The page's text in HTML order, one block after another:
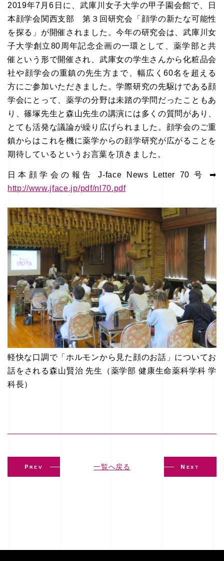
2019年7月6日に、武庫川女子大学の甲子園会館で、日
本顔学会関西支部 第３回研究会「顔学の新たな可能性
を探る」が開催されました。今年の研究会は、武庫川女
子大学創立80周年記念企画の一環として、薬学部と共
催という形で開催され、武庫女の学生さんから化粧品会
社や顔学会の重鎮の先生方まで、幅広く60名を超える
方にご参加いただきました。学際研究の先駆けである顔
学会にとって、薬学の分野は未踏の学問だったこともあ
り、篠塚先生と森山先生の講演には多くの質問があり、
とても活発な議論が繰り広げられました。顔学会のご重
鎮からはこれを機に薬学からの顔学研究が広がることを
期待しているというお言葉を頂きました。
日本顔学会の報告 J-face News Letter 70 号 ➡
http://www.jface.jp/pdf/nl70.pdf
軽快な口調で「ホルモンから見た顔のお話」についてお
話をされる森山賢治 先生（薬学部 健康生命薬科学科 学
科長）
PREV 一覧へ戻る N EXT